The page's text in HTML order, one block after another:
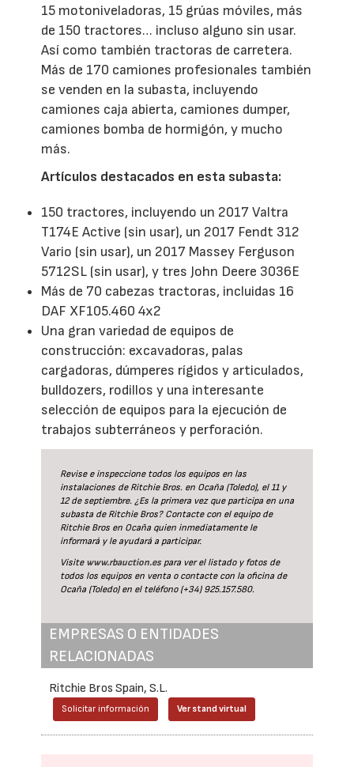
15 motoniveladoras, 15 grúas móviles, más
de 150 tractores… incluso alguno sin usar.
Así como también tractoras de carretera.
Más de 170 camiones profesionales también
se venden en la subasta, incluyendo
camiones caja abierta, camiones dumper,
camiones bomba de hormigón, y mucho
más.
Artículos destacados en esta subasta:
150 tractores, incluyendo un 2017 Valtra
T174E Active (sin usar), un 2017 Fendt 312
Vario (sin usar), un 2017 Massey Ferguson
5712SL (sin usar), y tres John Deere 3036E
Más de 70 cabezas tractoras, incluidas 16
DAF XF105.460 4x2
Una gran variedad de equipos de
construcción: excavadoras, palas
cargadoras, dúmperes rígidos y articulados,
bulldozers, rodillos y una interesante
selección de equipos para la ejecución de
trabajos subterráneos y perforación.
Revise e inspeccione todos los equipos en las
instalaciones de Ritchie Bros. en Ocaña (Toledo), el 11 y
12 de septiembre. ¿Es la primera vez que participa en una
subasta de Ritchie Bros? Contacte con el equipo de
Ritchie Bros en Ocaña quien inmediatamente le
informará y le ayudará a participar.
Visite www.rbauction.espara ver el listado y fotos de
todos los equipos en venta o contacte con la oficina de
Ocaña (Toledo) en el teléfono (+34) 925.157.580.
EMPRESAS O ENTIDADES
RELACIONADAS
Ritchie Bros Spain, S.L.
Solicitar información Ver stand virtual